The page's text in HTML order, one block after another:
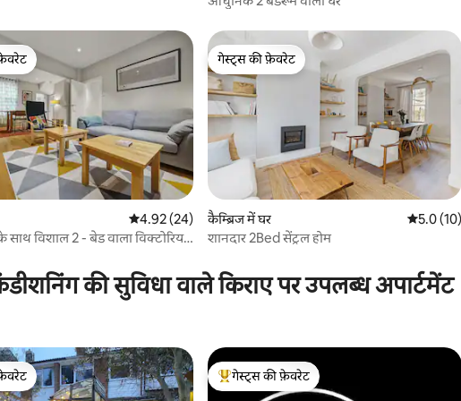
औसत रेटिंग 5 में से 4.92, 24 समीक्षाएँ
4.92 (24)
साथ विशाल 2 - बेड वाला विक्टोरियन
गेस्ट्स की फ़ेवरेट
गेस्ट्स की फ़ेवरेट
कैम्ब्रिज में घर औसत रेटिंग
5.0 (10)
शानदार 2Bed सेंट्रल होम
की सुविधा वाले किराए पर उपलब्ध अपार्टमेंट
गेस्ट्स का टॉप फ़ेवरेट
गेस्ट्स की फ़ेवरेट